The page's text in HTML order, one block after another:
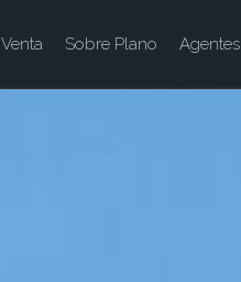
Venta Sobre Plano Agentes